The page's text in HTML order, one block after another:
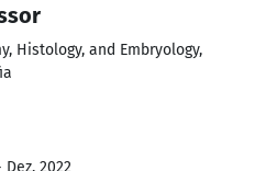
Histology, and Embryology,
2022